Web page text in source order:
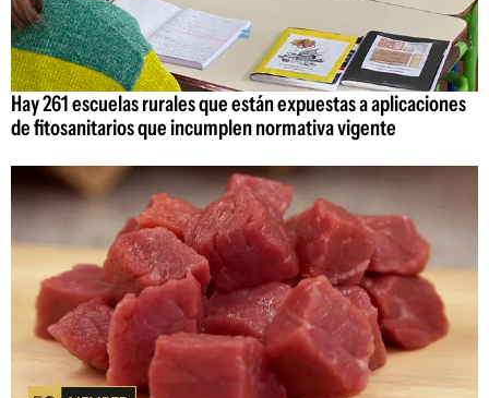
Hay 261 escuelas rurales que están expuestas a aplicaciones
de fitosanitarios que incumplen normativa vigente